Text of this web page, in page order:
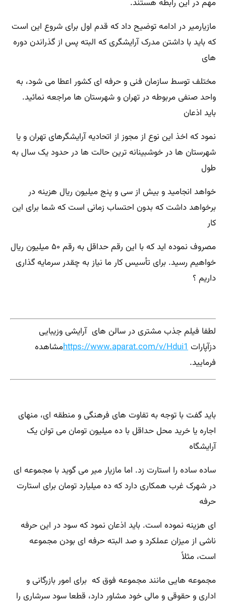
مهم در این رابطه هستند.
مازیارمیر در ادامه توضیح داد که قدم اول برای شروع این است
که باید با داشتن مدرک آرایشگری که البته پس از گذراندن دوره
های
مختلف توسط سازمان فنی و حرفه ای کشور اعطا می شود، به
واحد صنفی مربوطه در تهران و شهرستان ها مراجعه نمائید.
باید اذعان
نمود که اخذ این نوع از مجوز از اتحادیه آرایشگرهای تهران و یا
شهرستان ها در خوشبینانه ترین حالت ها در حدود یک سال به
طول
خواهد انجامید و بیش از سی و پنج میلیون ریال هزینه در
برخواهد داشت که بدون احتساب زمانی است که شما برای این
کار
مصروف نموده اید که با این رقم حداقل به رقم ۵۰ میلیون ریال
خواهیم رسید. برای تأسیس کار ما نیاز به چقدر سرمایه گذاری
داریم ؟
لطفا فیلم جذب مشتری در سالن های آرایشی وزیبایی
دزآپاراتhttps://www.aparat.com/v/Hdui1مشاهده
فرمایید.
باید گفت با توجه به تفاوت های فرهنگی و منطقه ای، منهای
اجاره یا خرید محل حداقل با ده میلیون تومان می توان یک
آرایشگاه
ساده ساده را استارت زد. اما مازیار میر می گوید با مجموعه ای
در شهرک غرب همکاری دارد که ده میلیارد تومان برای استارت
حرفه
ای هزینه نموده است. باید اذعان نمود که سود در این حرفه
ناشی از میزان عملکرد و صد البته حرفه ای بودن مجموعه
است، مثلاً
مجموعه هایی مانند مجموعه فوق که برای امور بازرگانی و
اداری و حقوقی و مالی خود مشاور دارد، قطعا سود سرشاری را